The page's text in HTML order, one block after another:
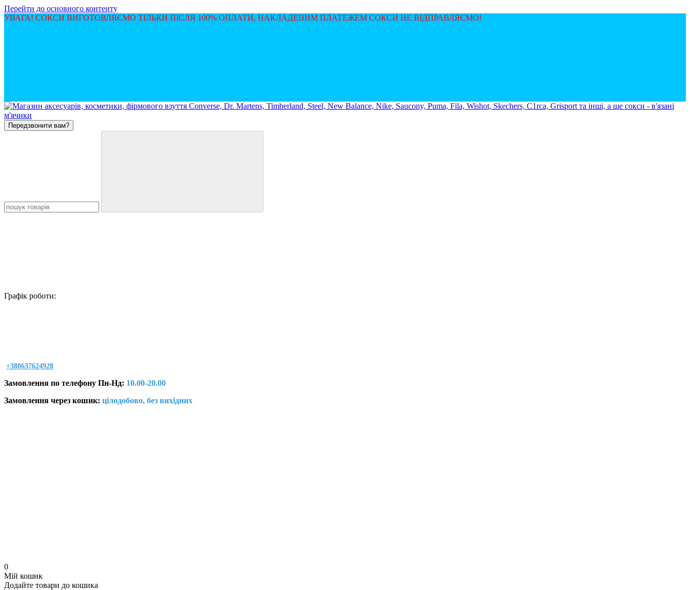
Перейти до основного контенту
УВАГА! СОКСИ ВИГОТОВЛЯЄМО ТІЛЬКИ ПІСЛЯ 100% ОПЛАТИ, НАКЛАДЕНИМ ПЛАТЕЖЕМ СОКСИ НЕ ВІДПРАВЛЯЄМО!
Передзвонити вам?
Графік роботи:
+380637624928
Замовлення по телефону Пн-Нд: 10.00-20.00
Замовлення через кошик: цілодобово, без вихідних
0
Мій кошик
Додайте товари до кошика